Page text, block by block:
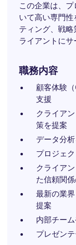
この企業は、
いて高い専門
ティング、戦
ライアントに
職務内容
顧客体験
支援
クライア
策を提案
データ分
プロジェ
クライア
た信頼関
最新の業
提案
内部チー
プレゼン